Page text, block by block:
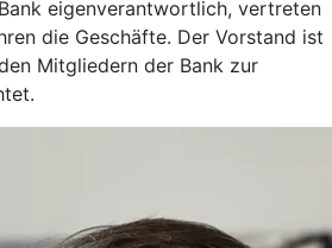
eigenverantwortlich, vertreten
die Geschäfte. Der Vorstand ist
Mitgliedern der Bank zur